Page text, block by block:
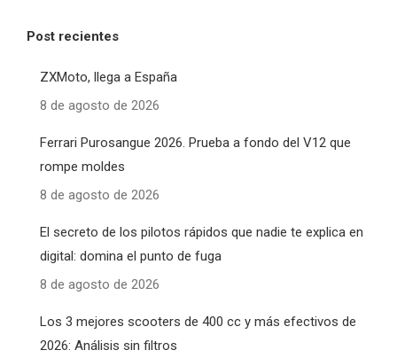
Post recientes
ZXMoto, llega a España
8 de agosto de 2026
Ferrari Purosangue 2026. Prueba a fondo del V12 que
rompe moldes
8 de agosto de 2026
El secreto de los pilotos rápidos que nadie te explica en
digital: domina el punto de fuga
8 de agosto de 2026
Los 3 mejores scooters de 400 cc y más efectivos de
2026: Análisis sin filtros